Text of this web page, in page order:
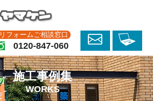
リフォームご相談窓口
0120-847-060
施工事例集
WORKS